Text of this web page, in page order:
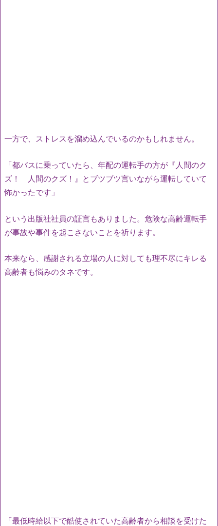
一方で、ストレスを溜め込んでいるのかもしれません。
「都バスに乗っていたら、年配の運転手の方が『人間のク
ズ！ 人間のクズ！』とブツブツ言いながら運転していて
怖かったです」
という出版社社員の証言もありました。危険な高齢運転手
が事故や事件を起こさないことを祈ります。
本来なら、感謝される立場の人に対しても理不尽にキレる
高齢者も悩みのタネです。
「最低時給以下で酷使されていた高齢者から相談を受けた